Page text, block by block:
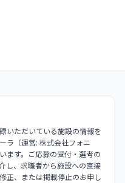
いただいている施設の情報を
ラ（運営: 株式会社フォニ
ます。ご応募の受付・選考の
し、求職者から施設への直接
正、または掲載停止のお申し